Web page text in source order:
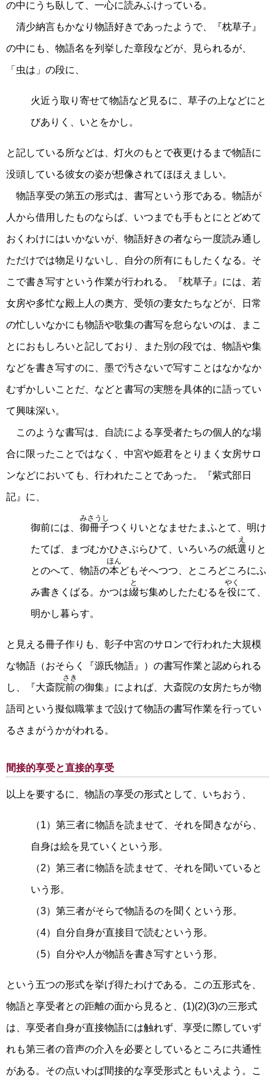
の中にうち臥して、一心に読みふけっている。
清少納言もかなり物語好きであったようで、『枕草子』
の中にも、物語名を列挙した章段などが、見られるが、
「虫は」の段に、
火近う取り寄せて物語など見るに、草子の上などにと
びありく、いとをかし。
と記している所などは、灯火のもとで夜更けるまで物語に
没頭している彼女の姿が想像されてほほえましい。
物語享受の第五の形式は、書写という形である。物語が
人から借用したものならば、いつまでも手もとにとどめて
おくわけにはいかないが、物語好きの者なら一度読み通し
ただけでは物足りないし、自分の所有にもしたくなる。そ
こで書き写すという作業が行われる。『枕草子』には、若
女房や多忙な殿上人の奥方、受領の妻女たちなどが、日常
の忙しいなかにも物語や歌集の書写を怠らないのは、まこ
とにおもしろいと記しており、また別の段では、物語や集
などを書き写すのに、墨で汚さないで写すことはなかなか
むずかしいことだ、などと書写の実態を具体的に語ってい
て興味深い。
このような書写は、自読による享受者たちの個人的な場
合に限ったことではなく、中宮や姫君をとりまく女房サロ
ンなどにおいても、行われたことであった。『紫式部日
記』に、
御前には、 御冊子
みさうし
つくりいとなませたまふとて、明け
たてば、まづむかひさぶらひて、いろいろの紙選
え
りと
とのへて、物語の本
ほん
どもそへつつ、ところどころにふ
み書きくばる。かつは綴
と
ぢ集めしたたむるを役
やく
にて、
明かし暮らす。
と見える冊子作りも、彰子中宮のサロンで行われた大規模
な物語（おそらく『源氏物語』）の書写作業と認められる
し、『大斎院前
さき
の御集』によれば、大斎院の女房たちが物
語司という擬似職掌まで設けて物語の書写作業を行ってい
るさまがうかがわれる。
間接的享受と直接的享受
以上を要するに、物語の享受の形式として、いちおう、
（1）第三者に物語を読ませて、それを聞きながら、
自身は絵を見ていくという形。
（2）第三者に物語を読ませて、それを聞いていると
いう形。
（3）第三者がそらで物語るのを聞くという形。
（4）自分自身が直接目で読むという形。
（5）自分や人が物語を書き写すという形。
という五つの形式を挙げ得たわけである。この五形式を、
物語と享受者との距離の面から見ると、(1)(2)(3)の三形式
は、享受者自身が直接物語には触れず、享受に際していず
れも第三者の音声の介入を必要としているところに共通性
がある。その点いわば間接的な享受形式ともいえよう。こ